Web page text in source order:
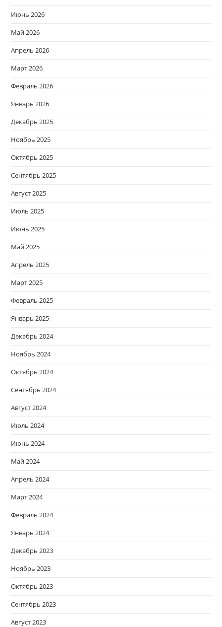
Июнь 2026
Май 2026
Апрель 2026
Март 2026
Февраль 2026
Январь 2026
Декабрь 2025
Ноябрь 2025
Октябрь 2025
Сентябрь 2025
Август 2025
Июль 2025
Июнь 2025
Май 2025
Апрель 2025
Март 2025
Февраль 2025
Январь 2025
Декабрь 2024
Ноябрь 2024
Октябрь 2024
Сентябрь 2024
Август 2024
Июль 2024
Июнь 2024
Май 2024
Апрель 2024
Март 2024
Февраль 2024
Январь 2024
Декабрь 2023
Ноябрь 2023
Октябрь 2023
Сентябрь 2023
Август 2023